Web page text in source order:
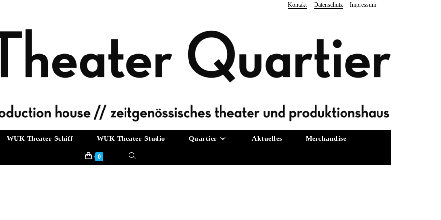
Kontakt Datenschutz Impressum
WUK Theater Schiff WUK Theater Studio Quartier Aktuelles Merchandise
0 Website-